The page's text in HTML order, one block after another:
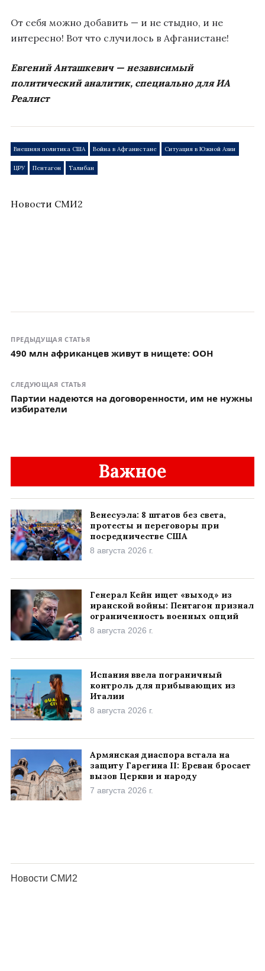
От себя можно добавить — и не стыдно, и не
интересно! Вот что случилось в Афганистане!
Евгений Анташкевич — независимый
политический аналитик, специально для ИА
Реалист
Внешняя политика США Война в Афганистане Ситуация в Южной Азии
ЦРУ Пентагон Талибан
Новости СМИ2
ПРЕДЫДУЩАЯ СТАТЬЯ
490 млн африканцев живут в нищете: ООН
СЛЕДУЮЩАЯ СТАТЬЯ
Партии надеются на договоренности, им не нужны
избиратели
Важное
Венесуэла: 8 штатов без света,
протесты и переговоры при
посредничестве США
8 августа 2026 г.
Генерал Кейн ищет «выход» из
иранской войны: Пентагон признал
ограниченность военных опций
8 августа 2026 г.
Испания ввела пограничный
контроль для прибывающих из
Италии
8 августа 2026 г.
Армянская диаспора встала на
защиту Гарегина II: Ереван бросает
вызов Церкви и народу
7 августа 2026 г.